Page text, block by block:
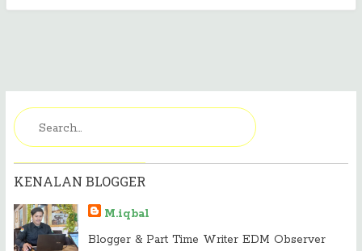
KENALAN BLOGGER
M.iqbal
Blogger & Part Time Writer EDM Observer